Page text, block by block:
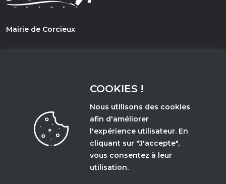
Mairie de Corcieux
Accès et horaires d'ouverture
COOKIES !
Nous utilisons des cookies
afin d'améliorer
l'expérience utilisateur. En
cliquant sur "J'accepte",
vous consentez à leur
utilisation.